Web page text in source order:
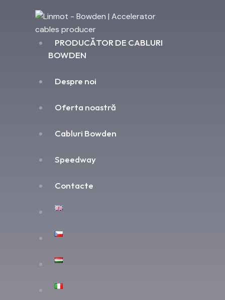
PRODUCĂTOR DE CABLURI
BOWDEN
Despre noi
Oferta noastră
Cabluri Bowden
Speedway
Contacte